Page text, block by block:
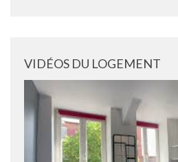
VIDÉOS DU LOGEMENT